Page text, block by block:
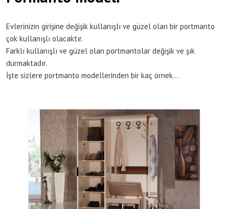
Evlerinizin girişine değişik kullanışlı ve güzel olan bir portmanto
çok kullanışlı olacaktır.
Farklı kullanışlı ve güzel olan portmantolar değişik ve şık
durmaktadır.
İşte sizlere portmanto modellerinden bir kaç örnek…